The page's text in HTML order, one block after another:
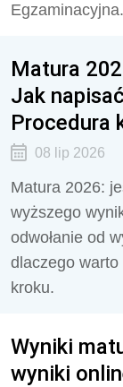
Egzaminacyjna.
Matura
Jak
Procedura
08 lip 2026
Matura 2026:
wyższego
odwołanie od
dlaczego
kroku.
Wyniki
wyniki